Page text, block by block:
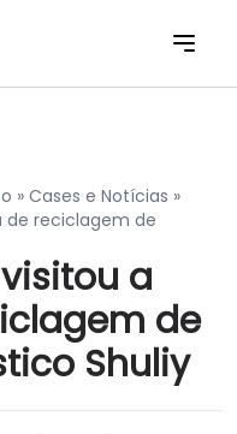
» Cases e Notícias »
de reciclagem de
a
de
Shuliy